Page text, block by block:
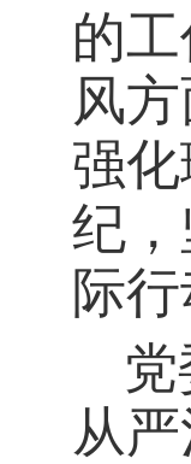
的
风
强
纪
际
从